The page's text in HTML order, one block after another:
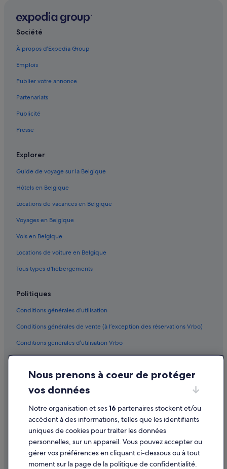
Bourgogne : Gîtes
Côte de Beaune : hôtels Hôtels avec parking
Étang-Sur-Arroux : hôtels
Épinac : Châteaux
Bourgogne : hôtels Hôtels romantiques
Arnay-Le-Duc : hôtels Hôtels avec restaurant
Saint-Léger-Sous-Beuvray : Lodges
Arnay-Le-Duc : hôtels
Dezize-Lès-Maranges : Auberges
Lacanche : hôtels
Viévy : hôtels
Épinac : hôtels 4 étoiles
Couches : hôtels Hôtels avec restaurant
Bourgogne : hôtels Hôtels-boutiques
Moux-En-Morvan : hôtels
Vandenesse-En-Auxois : hôtels
Montceau-Et-Écharnant : Chambres d’hôtes
Couches : hôtels
Châteauneuf : Appartement à louer
Autun : hôtels 5 étoiles
Chailly-Sur-Armançon : hôtels Hôtels de luxe
Thorey-Sur-Ouche : Châteaux
Bourgogne : hôtels 5 étoiles
Chissey-En-Morvan : Chambres d’hôtes
Saint-Forgeot : Châteaux
Bourgogne : Agrotourisme
Société
À propos d’Expedia Group
Emplois
Publier votre annonce
Partenariats
Publicité
Presse
Explorer
Guide de voyage sur la Belgique
Hôtels en Belgique
Locations de vacances en Belgique
Voyages en Belgique
Vols en Belgique
Locations de voiture en Belgique
Tous types d'hébergements
Politiques
Conditions générales d’utilisation
Conditions générales de vente (à l’exception des réservations Vrbo)
Conditions générales d’utilisation Vrbo
Protection des données
Cookies
Mentions légales / Nous contacter
Directives de contenu et signalement de contenus
Aide
Assistance
Nous prenons à coeur de protéger
vos données
Notre organisation et ses16 partenaires stockent et/ou
accèdent à des informations, telles que les identifiants
uniques de cookies pour traiter les données
personnelles, sur un appareil. Vous pouvez accepter ou
gérer vos préférences en cliquant ci-dessous ou à tout
moment sur la page de la politique de confidentialité.